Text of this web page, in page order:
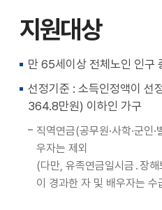
지원대상
만 65세이상 전체노인 인구
선정기준 : 소득인정액이 선
364.8만원) 이하인 가구
직역연금(공무원·사학·군인
우자는 제외
(다만, 유족연금일시금․장
이 경과한 자 및 배우자는 수